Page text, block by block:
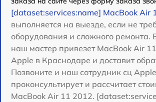
[dataset:services:name] MacBook Air
выполняется на выезде, если не
оборудования и сложного ремонта.
наш мастер привезет MacBook Air
Apple в Краснодаре и доставит
Позвоните и наш сотрудник сц
проконсультирует и рассчитает
MacBook Air 11 2012.